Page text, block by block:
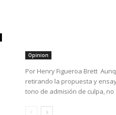
Opinion
Por Henry Figueroa Brett
retirando la propuesta y
tono de admisión de culpa, no